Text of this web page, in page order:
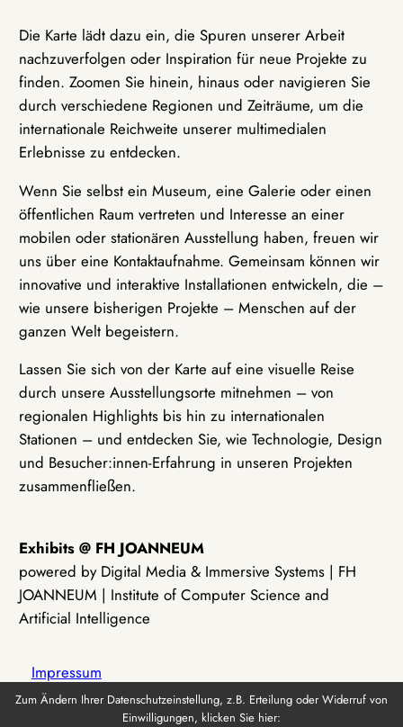
Die Karte lädt dazu ein, die Spuren unserer Arbeit
nachzuverfolgen oder Inspiration für neue Projekte zu
finden. Zoomen Sie hinein, hinaus oder navigieren Sie
durch verschiedene Regionen und Zeiträume, um die
internationale Reichweite unserer multimedialen
Erlebnisse zu entdecken.
Wenn Sie selbst ein Museum, eine Galerie oder einen
öffentlichen Raum vertreten und Interesse an einer
mobilen oder stationären Ausstellung haben, freuen wir
uns über eine Kontaktaufnahme. Gemeinsam können wir
innovative und interaktive Installationen entwickeln, die –
wie unsere bisherigen Projekte – Menschen auf der
ganzen Welt begeistern.
Lassen Sie sich von der Karte auf eine visuelle Reise
durch unsere Ausstellungsorte mitnehmen – von
regionalen Highlights bis hin zu internationalen
Stationen – und entdecken Sie, wie Technologie, Design
und Besucher:innen-Erfahrung in unseren Projekten
zusammenfließen.
Exhibits @ FH JOANNEUM
powered by Digital Media & Immersive Systems | FH
JOANNEUM | Institute of Computer Science and
Artificial Intelligence
Impressum
Zum Ändern Ihrer Datenschutzeinstellung, z.B. Erteilung oder Widerruf von
Einwilligungen, klicken Sie hier: